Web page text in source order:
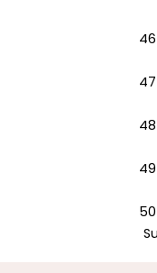
46
47
48
49
50